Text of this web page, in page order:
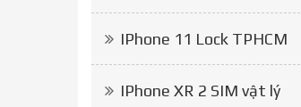
IPhone 11 Lock TPHCM
IPhone XR 2 SIM vật lý